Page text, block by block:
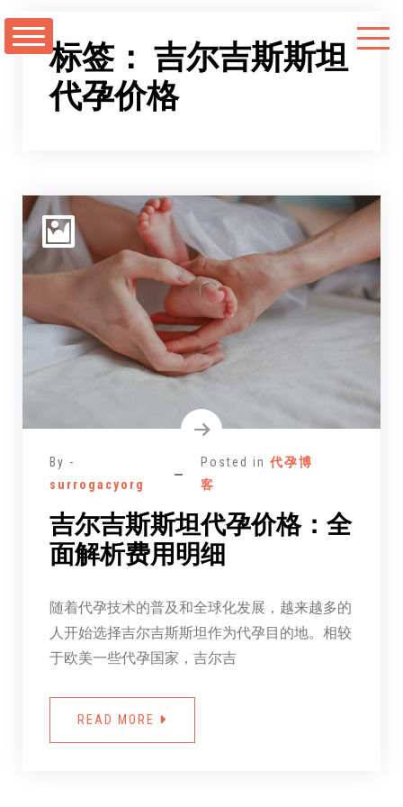
至
标签： 吉尔吉斯斯坦
代孕价格
By -
surrogacyorg
Posted in代孕博
客
吉尔吉斯斯坦代孕价格：全
面解析费用明细
随着代孕技术的普及和全球化发展，越来越多的
人开始选择吉尔吉斯斯坦作为代孕目的地。相较
于欧美一些代孕国家，吉尔吉
READ MORE